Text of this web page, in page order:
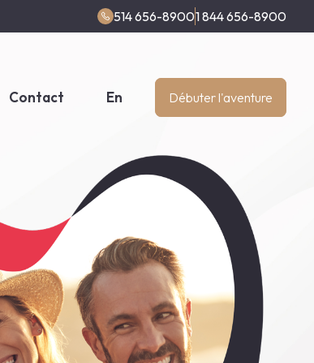
514 656-89001 844 656-8900
Contact En Débuter l'aventure